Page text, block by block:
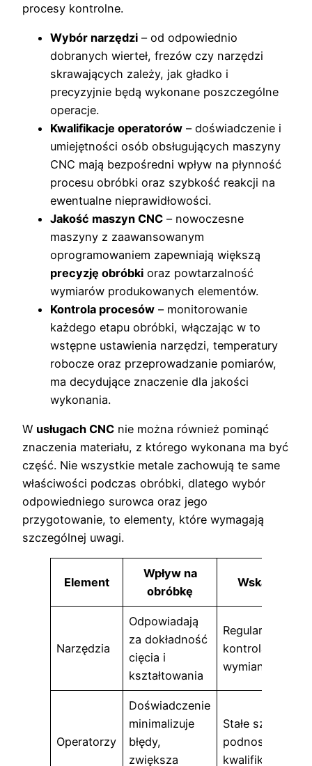
procesy kontrolne.
Wybór narzędzi – od odpowiednio
dobranych wierteł, frezów czy narzędzi
skrawających zależy, jak gładko i
precyzyjnie będą wykonane poszczególne
operacje.
Kwalifikacje operatorów – doświadczenie i
umiejętności osób obsługujących maszyny
CNC mają bezpośredni wpływ na płynność
procesu obróbki oraz szybkość reakcji na
ewentualne nieprawidłowości.
Jakość maszyn CNC – nowoczesne
maszyny z zaawansowanym
oprogramowaniem zapewniają większą
precyzję obróbki oraz powtarzalność
wymiarów produkowanych elementów.
Kontrola procesów – monitorowanie
każdego etapu obróbki, włączając w to
wstępne ustawienia narzędzi, temperatury
robocze oraz przeprowadzanie pomiarów,
ma decydujące znaczenie dla jakości
wykonania.
W usługach CNC nie można również pominąć
znaczenia materiału, z którego wykonana ma być
część. Nie wszystkie metale zachowują te same
właściwości podczas obróbki, dlatego wybór
odpowiedniego surowca oraz jego
przygotowanie, to elementy, które wymagają
szczególnej uwagi.
Element
Wpływ na
obróbkę
Wskazówki
Narzędzia
Odpowiadają
za dokładność
cięcia i
kształtowania
Regularna
kontrola i
wymiana
Operatorzy
Doświadczenie
minimalizuje
błędy,
zwiększa
Stałe szkolenia i
podnoszenie
kwalifikacji